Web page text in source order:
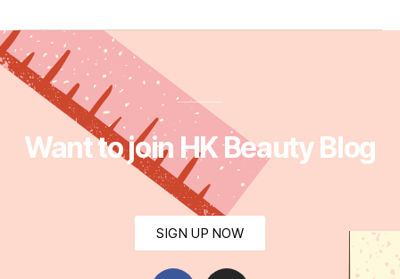
Want to join HK Beauty Blog
SIGN UP NOW